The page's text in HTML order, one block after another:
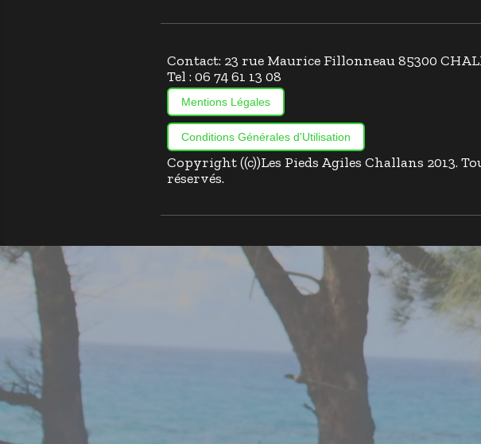
Contact: 23 rue Maurice Fillonneau 85300
Tel : 06 74 61 13 08
Mentions Légales
Conditions Générales d'Utilisation
Copyright ((c))Les Pieds Agiles Challans 2013.
réservés.